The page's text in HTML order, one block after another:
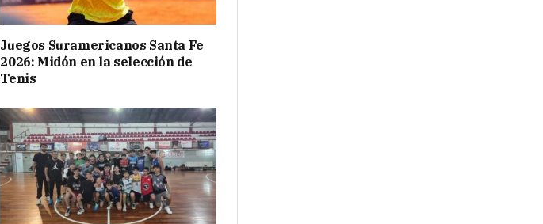
Juegos Suramericanos Santa Fe
2026: Midón en la selección de
Tenis